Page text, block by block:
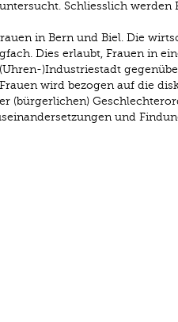
Schliesslich werden
in Bern und Biel. Die
Dies erlaubt, Frauen in
)Industriestadt
wird bezogen auf die
(bürgerlichen)
und